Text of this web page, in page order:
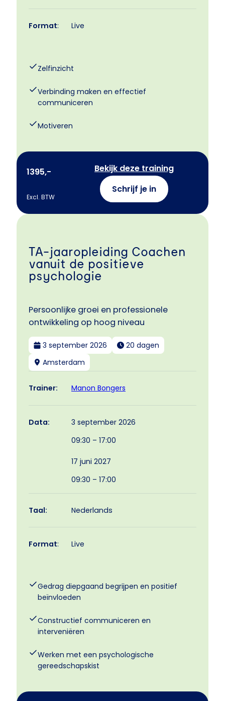
Format: Live
Zelfinzicht
Verbinding maken en effectief
communiceren
Motiveren
1395,-
Excl. BTW
Bekijk deze training
Schrijf je in
TA-jaaropleiding Coachen
vanuit de positieve
psychologie
Persoonlijke groei en professionele
ontwikkeling op hoog niveau
3 september 2026
20 dagen
Amsterdam
Trainer: Manon Bongers
Data:
3 september 2026
09:30 – 17:00
17 juni 2027
09:30 – 17:00
Taal: Nederlands
Format: Live
Gedrag diepgaand begrijpen en positief
beïnvloeden
Constructief communiceren en
interveniëren
Werken met een psychologische
gereedschapskist